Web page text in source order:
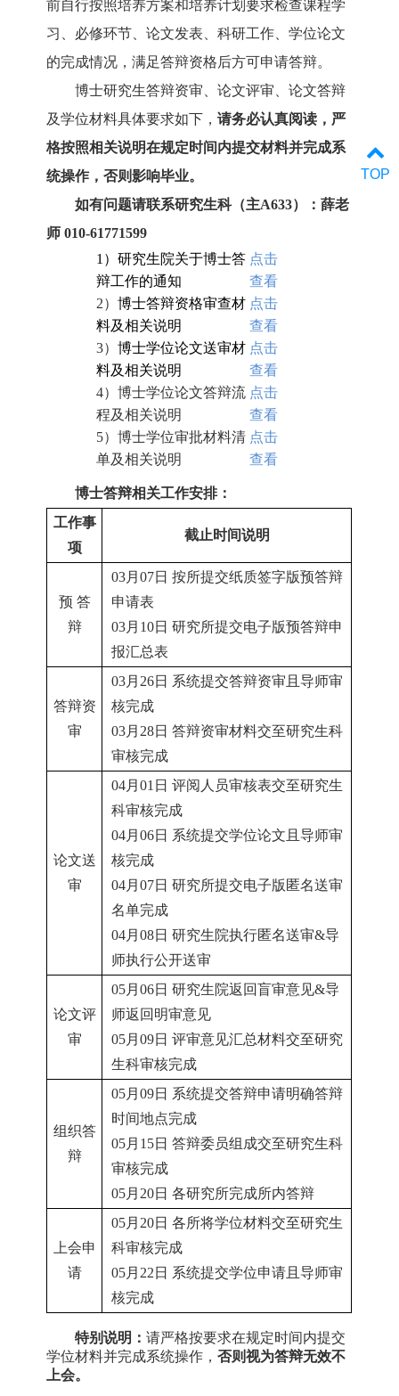
前自行按照培养方案和培养计划要求检查课程学
习、必修环节、论文发表、科研工作、学位论文
的完成情况，满足答辩资格后方可申请答辩。
博士研究生答辩资审、论文评审、论文答辩
及学位材料具体要求如下 ，请务必认真阅读，严
格按照相关说明在规定时间内提交材料并完成系
统操作，否则影响毕业。
如有问题请联系研究生科（主A633）：薛老
师 010-61771599
1）研究生院关于博士答
辩工作的通知
点击
查看
2）博士答辩资格审查材
料及相关说明
点击
查看
3）博士学位论文送审材
料及相关说明
点击
查看
4）博士学位论文答辩流
程及相关说明
点击
查看
5）博士学位审批材料清
单及相关说明
点击
查看
博士答辩相关工作安排：
工作事
项
截止时间说明
预 答
辩
03月07日 按所提交纸质签字版预答辩
申请表
03月10日 研究所提交电子版预答辩申
报汇总表
答辩资
审
03月26日 系统提交答辩资审且导师审
核完成
03月28日 答辩资审材料交至研究生科
审核完成
论文送
审
04月01日 评阅人员审核表交至研究生
科审核完成
04月06日 系统提交学位论文且导师审
核完成
04月07日 研究所提交电子版匿名送审
名单完成
04月08日 研究生院执行匿名送审&导
师执行公开送审
论文评
审
05月06日 研究生院返回盲审意见&导
师返回明审意见
05月09日 评审意见汇总材料交至研究
生科审核完成
组织答
辩
05月09日 系统提交答辩申请明确答辩
时间地点完成
05月15日 答辩委员组成交至研究生科
审核完成
05月20日 各研究所完成所内答辩
上会申
请
05月20日 各所将学位材料交至研究生
科审核完成
05月22日 系统提交学位申请且导师审
核完成
特别说明：请严格按要求在规定时间内提交
学位材料并完成系统操作，否则视为答辩无效不
上会。
TOP